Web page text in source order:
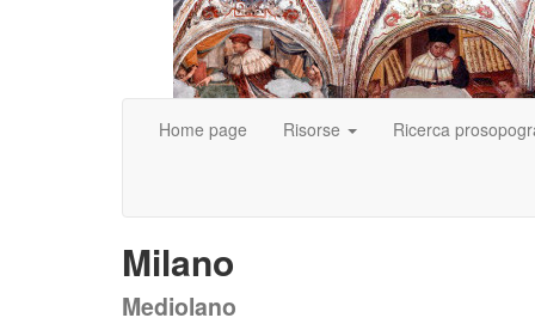
Home page Risorse Ricerca
Milano
Mediolano